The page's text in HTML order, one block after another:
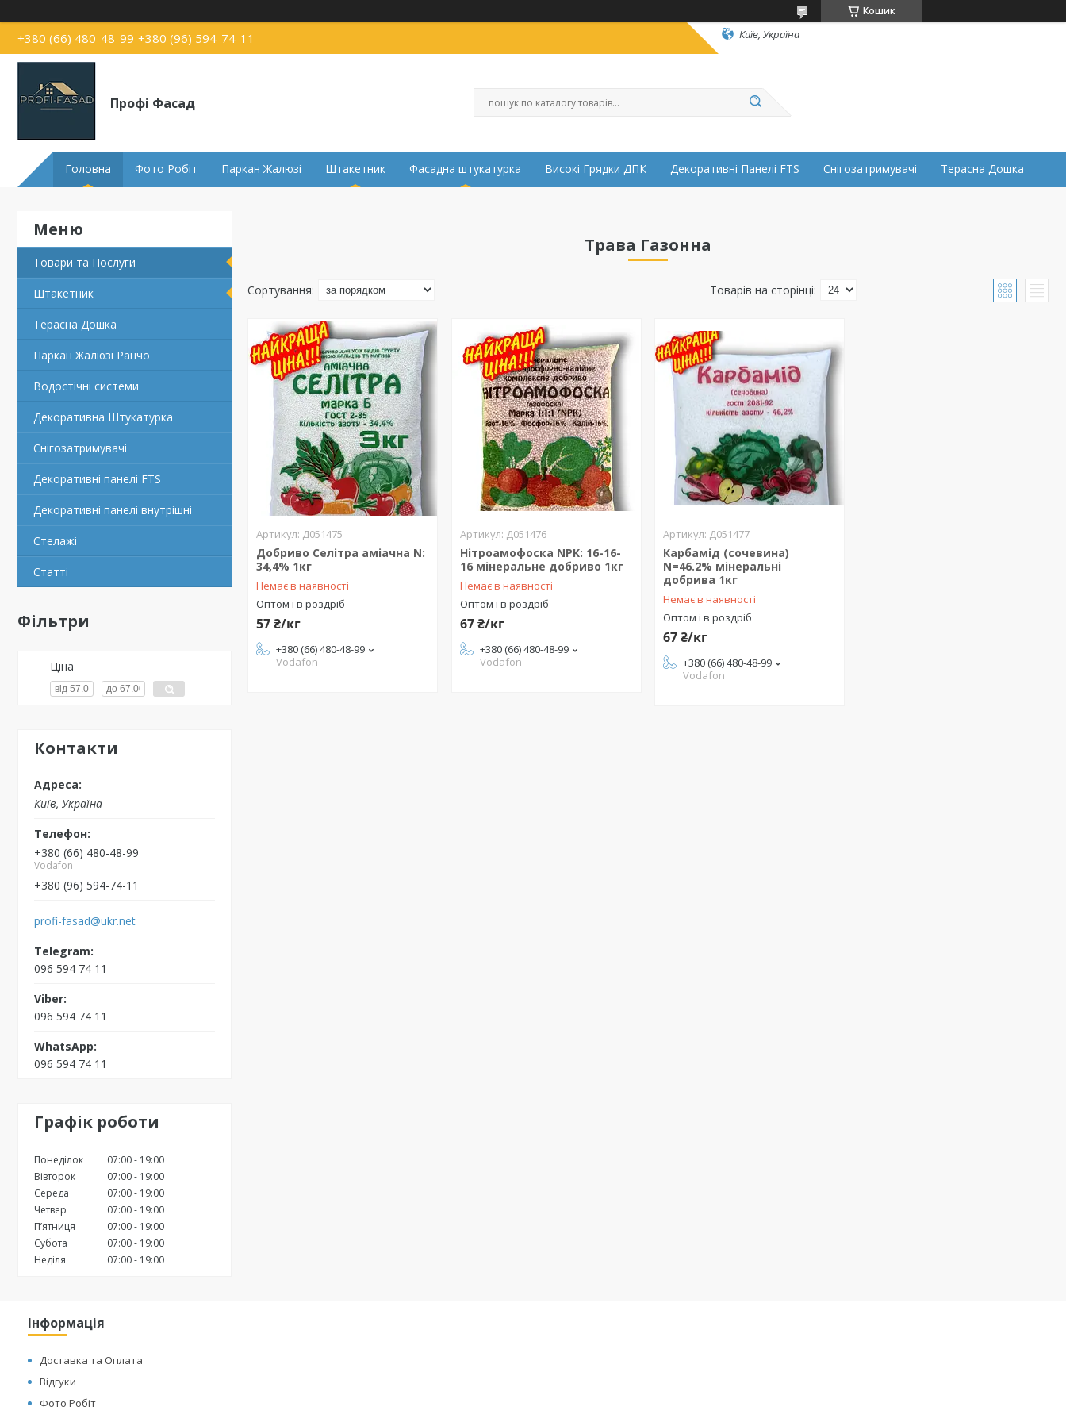
Кошик
+380 (66) 480-48-99 +380 (96) 594-74-11 Київ, Україна
Профі Фасад
Головна Фото Робіт Паркан Жалюзі Штакетник Фасадна штукатурка Високі Грядки ДПК Декоративні Панелі FTS Снігозатримувачі Терасна Дошка
Товари та Послуги
Штакетник
Терасна Дошка
Паркан Жалюзі Ранчо
Водостічні системи
Декоративна Штукатурка
Снігозатримувачі
Декоративні панелі FTS
Декоративні панелі внутрішні
Стелажі
Статті
Фільтри
Ціна
Контакти
Київ, Україна
+380 (66) 480-48-99
Vodafon
+380 (96) 594-74-11
profi-fasad@ukr.net
096 594 74 11
096 594 74 11
096 594 74 11
Графік роботи
Понеділок 07:00
19:00
Вівторок
07:00
19:00
Середа
07:00
19:00
Четвер
07:00
19:00
Пʼятниця
07:00
19:00
Субота
07:00
19:00
Неділя
07:00 19:00
Трава Газонна
Д051475
Добриво Селітра аміачна N:
34,4% 1кг
Немає в наявності
Оптом і в роздріб
57 ₴/кг
+380 (66) 480-48-99
Vodafon
Д051476
Нітроамофоска NPK: 16-16-
16 мінеральне добриво 1кг
Немає в наявності
Оптом і в роздріб
67 ₴/кг
+380 (66) 480-48-99
Vodafon
Д051477
Карбамід (сочевина)
N=46.2% мінеральні
добрива 1кг
Немає в наявності
Оптом і в роздріб
67 ₴/кг
+380 (66) 480-48-99
Vodafon
Інформація
Доставка та Оплата
Відгуки
Фото Робіт